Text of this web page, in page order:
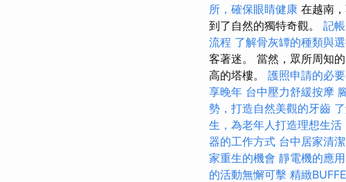
所，確保眼睛健康 在越南
到了自然的獨特奇觀。 記
流程 了解骨灰罈的種類與
客著迷。 當然，眾所周知
高的塔樓。 護照申請的必
享晚年 台中壓力舒緩按摩
勢，打造自然美觀的牙齒
生，為老年人打造理想生活
器的工作方式 台中居家清
家重生的機會 靜電機的應
的活動無懈可擊 精緻